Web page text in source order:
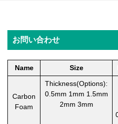
お問い合わせ
Name Size
Carbon
Foam
Thickness(Options):
0.5mm 1mm 1.5mm
2mm 3mm